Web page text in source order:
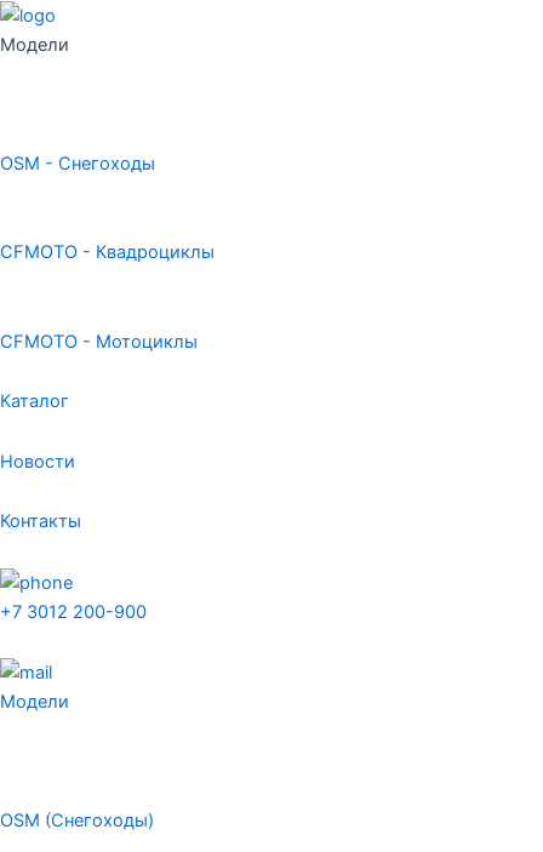
Модели
OSM - Снегоходы
CFMOTO - Квадроциклы
CFMOTO - Мотоциклы
Каталог
Новости
Контакты
+7 3012 200-900
Модели
OSM (Снегоходы)